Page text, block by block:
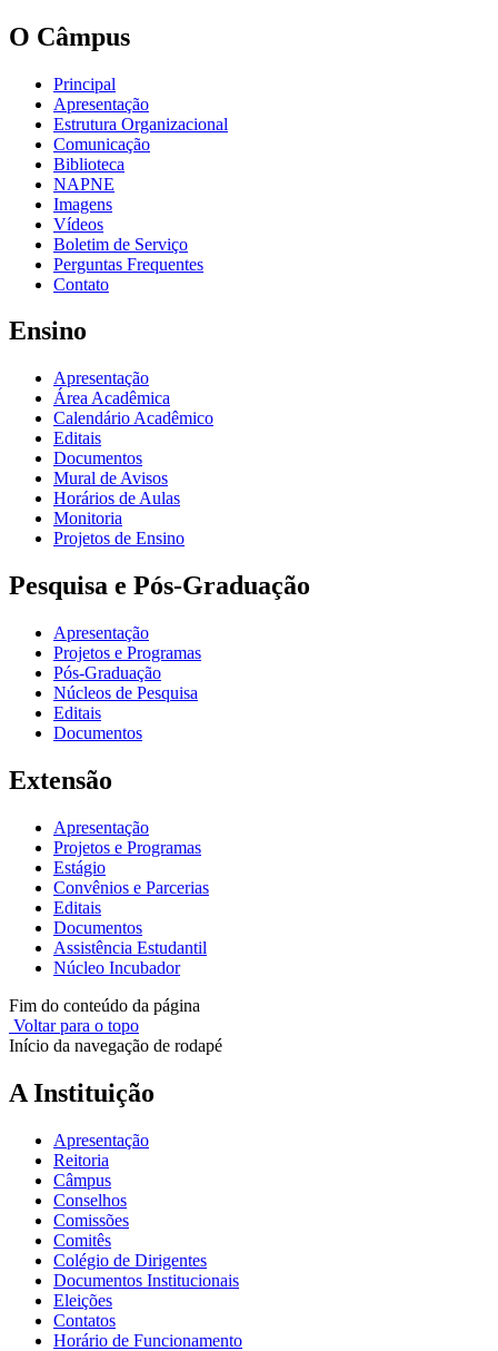
O Câmpus
Principal
Apresentação
Estrutura Organizacional
Comunicação
Biblioteca
NAPNE
Imagens
Vídeos
Boletim de Serviço
Perguntas Frequentes
Contato
Ensino
Apresentação
Área Acadêmica
Calendário Acadêmico
Editais
Documentos
Mural de Avisos
Horários de Aulas
Monitoria
Projetos de Ensino
Pesquisa e Pós-Graduação
Apresentação
Projetos e Programas
Pós-Graduação
Núcleos de Pesquisa
Editais
Documentos
Extensão
Apresentação
Projetos e Programas
Estágio
Convênios e Parcerias
Editais
Documentos
Assistência Estudantil
Núcleo Incubador
Fim do conteúdo da página
Voltar para o topo
Início da navegação de rodapé
A Instituição
Apresentação
Reitoria
Câmpus
Conselhos
Comissões
Comitês
Colégio de Dirigentes
Documentos Institucionais
Eleições
Contatos
Horário de Funcionamento